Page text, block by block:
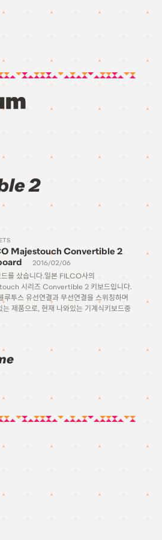
2
Majestouch Convertible 2
2016/02/06
를 샀습니다.일본 FILCO사의
시리즈 Convertible 2 키보드입니다.
루투스 유선연결과 무선연결을 스위칭하며
는 제품으로, 현재 나와있는 기계식키보드중
LED라이트를 […]